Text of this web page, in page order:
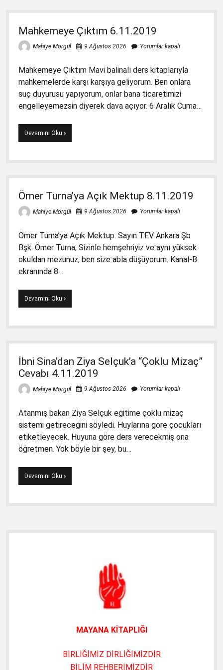
Takıldı
Mahkemeye Çıktım 6.11.2019
Mahiye Morgül 9 Ağustos 2026 Yorumlar kapalı
Mahkemeye Çıktım Mavi balinalı ders kitaplarıyla
mahkemelerde karşı karşıya geliyorum. Ben onlara
suç duyurusu yapıyorum, onlar bana ticaretimizi
engelleyemezsin diyerek dava açıyor. 6 Aralık Cuma…
Devamını OkuMahkemeye
Çıktım
Ömer Turna’ya Açık Mektup 8.11.2019
Mahiye Morgül 9 Ağustos 2026 Yorumlar kapalı
Ömer Turna’ya Açık Mektup. Sayın TEV Ankara Şb
Bşk. Ömer Turna, Sizinle hemşehriyiz ve aynı yüksek
okuldan mezunuz, ben size abla düşüyorum. Kanal-B
ekranında 8…
Devamını OkuÖmer
Turna’ya
Mektup
İbni Sina’dan Ziya Selçuk’a “Çoklu Mizaç”
Cevabı 4.11.2019
Mahiye Morgül 9 Ağustos 2026 Yorumlar kapalı
Atanmış bakan Ziya Selçuk eğitime çoklu mizaç
sistemi getireceğini söyledi. Huylarına göre çocukları
etiketleyecek. Huyuna göre ders verecekmiş ona
öğretmen. Yok böyle bir şey, bu…
Devamını Okuİbni
Sina’dan
Selçuk’a
MAYANA KİTAPLIĞI
BİRLİĞİMİZ DİRLİĞİMİZDİR
BİLİM REHBERİMİZDİR